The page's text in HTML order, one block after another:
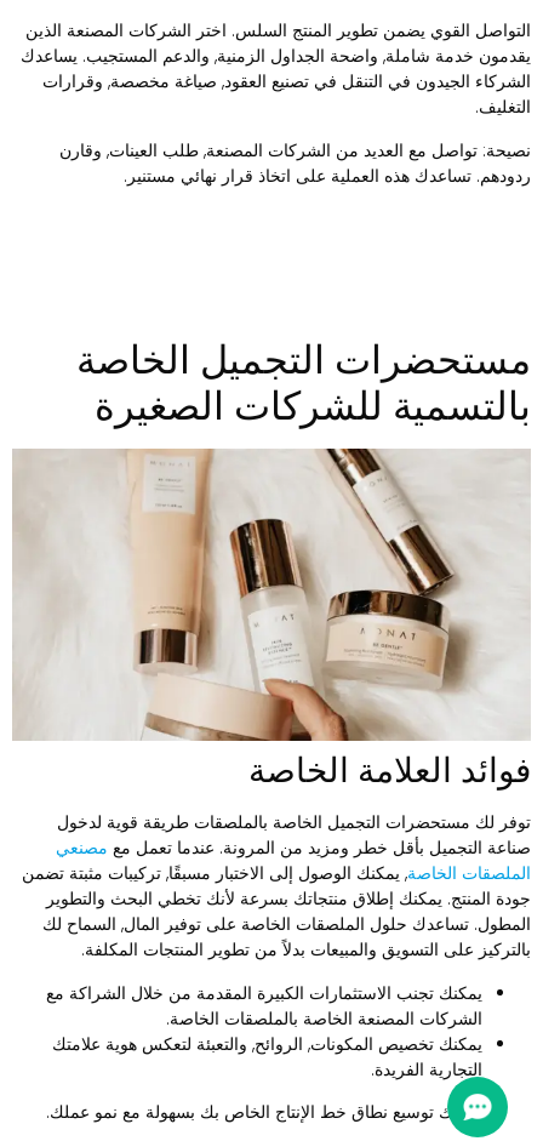
القوي يضمن تطوير المنتج السلس. اختر الشركات المصنعة الذين
خدمة شاملة, واضحة الجداول الزمنية, والدعم المستجيب. يساعدك
الجيدون في التنقل في تصنيع العقود, صياغة مخصصة, وقرارات
تواصل مع العديد من الشركات المصنعة, طلب العينات, وقارن
تساعدك هذه العملية على اتخاذ قرار نهائي مستنير.
التجميل الخاصة
للشركات الصغيرة
العلامة الخاصة
لك مستحضرات التجميل الخاصة بالملصقات طريقة قوية لدخول
التجميل بأقل خطر ومزيد من المرونة. عندما تعمل معمصنعي
الخاصة, يمكنك الوصول إلى الاختبار مسبقًا, تركيبات مثبتة تضمن
المنتج. يمكنك إطلاق منتجاتك بسرعة لأنك تخطي البحث والتطوير
تساعدك حلول الملصقات الخاصة على توفير المال, السماح لك
على التسويق والمبيعات بدلاً من تطوير المنتجات المكلفة.
يمكنك تجنب الاستثمارات الكبيرة المقدمة من خلال الشراكة مع
الشركات المصنعة الخاصة بالملصقات الخاصة.
يمكنك تخصيص المكونات, الروائح, والتعبئة لتعكس هوية علامتك
التجارية الفريدة.
يمكنك توسيع نطاق خط الإنتاج الخاص بك بسهولة مع نمو عملك.